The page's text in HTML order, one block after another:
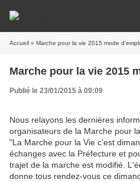
Accueil » Marche pour la vie 2015 mode
Marche pour la vie 2015
Publié le 23/01/2015 à 09:09
Nous relayons les dernières
organisateurs de la Marche pour
"La Marche pour la Vie c'est
échanges avec la Préfecture et
trajet de la marche est modifié.
donne tous rendez-vous ce